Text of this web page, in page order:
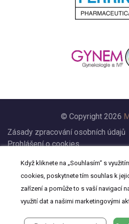
© Copyright 2026
Zásady zpracování osobních údajů
Prohlášení o cookies
Prohlášení
Kontakt
Když kliknete na „Souhlasím“ s
cookies, poskytnete tím souhlas k
zařízení a pomůže to s vaší navigací
využití dat a našimi marketingovými